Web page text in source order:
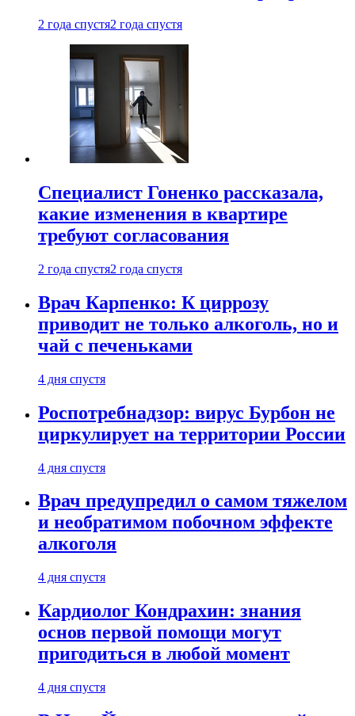
2 года спустя2 года спустя
Специалист Гоненко рассказала,
какие изменения в квартире
требуют согласования
2 года спустя2 года спустя
Врач Карпенко: К циррозу
приводит не только алкоголь, но и
чай с печеньками
4 дня спустя
Роспотребнадзор: вирус Бурбон не
циркулирует на территории России
4 дня спустя
Врач предупредил о самом тяжелом
и необратимом побочном эффекте
алкоголя
4 дня спустя
Кардиолог Кондрахин: знания
основ первой помощи могут
пригодиться в любой момент
4 дня спустя